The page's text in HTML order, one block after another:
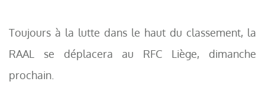
Toujours à la lutte dans le haut du classement, la
RAAL se déplacera au RFC Liège, dimanche
prochain.